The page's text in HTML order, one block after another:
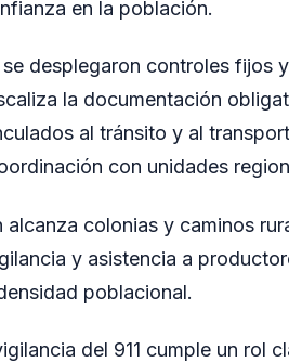
en la población.
se desplegaron controles fijos
la documentación
al tránsito y al
con unidades
alcanza colonias y caminos
y asistencia a
poblacional.
del 911 cumple un rol